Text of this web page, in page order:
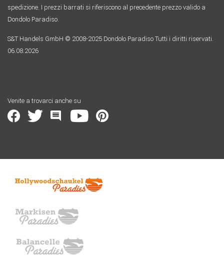
spedizione. I prezzi barrati si riferiscono al precedente prezzo valido a
Dondolo Paradiso.
S&T Handels GmbH © 2008-2025 Dondolo Paradiso Tutti i diritti riservati.
06.08.2026
Venite a trovarci anche su